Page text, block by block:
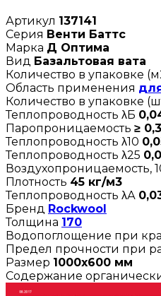
Артикул 137141
Серия Венти Баттс
Марка Д Оптима
Вид Базальтовая вата
Количество в упаковке
Область применения
Количество в упаковке
Теплопроводность λБ
Паропроницаемость ≥
Теплопроводность λ10
Теплопроводность λ25
Воздухопроницаемость,
Плотность 45 кг/м3
Теплопроводность λА
Бренд Rockwool
Толщина 170
Водопоглощение при
Предел прочности при
Размер 1000х600 мм
Содержание